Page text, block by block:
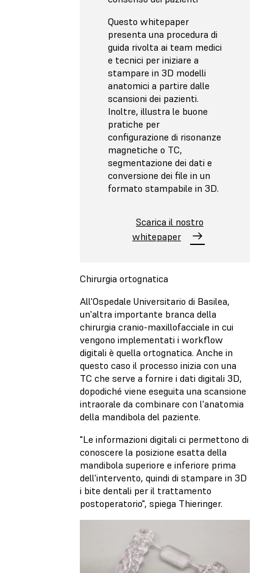
Questo whitepaper
presenta una procedura di
guida rivolta ai team medici
e tecnici per iniziare a
stampare in 3D modelli
anatomici a partire dalle
scansioni dei pazienti.
Inoltre, illustra le buone
pratiche per
configurazione di risonanze
magnetiche o TC,
segmentazione dei dati e
conversione dei file in un
formato stampabile in 3D.
Scarica il nostro
whitepaper
Chirurgia ortognatica
All'Ospedale Universitario di Basilea,
un'altra importante branca della
chirurgia cranio-maxillofacciale in cui
vengono implementati i workflow
digitali è quella ortognatica. Anche in
questo caso il processo inizia con una
TC che serve a fornire i dati digitali 3D,
dopodiché viene eseguita una scansione
intraorale da combinare con l'anatomia
della mandibola del paziente.
"Le informazioni digitali ci permettono di
conoscere la posizione esatta della
mandibola superiore e inferiore prima
dell'intervento, quindi di stampare in 3D
i bite dentali per il trattamento
postoperatorio", spiega Thieringer.